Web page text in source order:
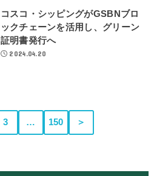
コスコ・シッピングがGSBNブロ
ックチェーンを活用し、グリーン
証明書発行へ
2024.04.20
3 … 150 ＞